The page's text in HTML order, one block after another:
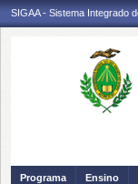
SIGAA - Sistema Integrado
Programa Ensino